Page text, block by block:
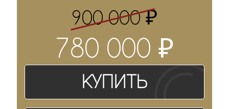
900 000₽
780 000 ₽
Купить